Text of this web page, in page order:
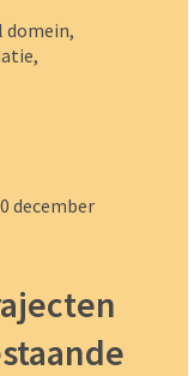
domein,
december